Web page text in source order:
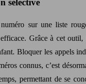
numéro sur une liste
Grâce à cet outil,
Bloquer les appels
connus, c’est
permettant de se